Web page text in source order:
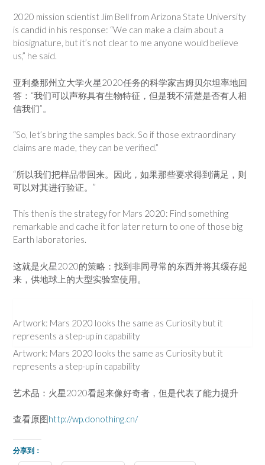
2020 mission scientist Jim Bell from Arizona State University
is candid in his response: “We can make a claim about a
biosignature, but it’s not clear to me anyone would believe
us,” he said.
亚利桑那州立大学火星2020任务的科学家吉姆贝尔坦率地回
答：“我们可以声称具有生物特征，但是我不清楚是否有人相
信我们”。
“So, let’s bring the samples back. So if those extraordinary
claims are made, they can be verified.”
“所以我们把样品带回来。因此，如果那些要求得到满足，则
可以对其进行验证。”
This then is the strategy for Mars 2020: Find something
remarkable and cache it for later return to one of those big
Earth laboratories.
这就是火星2020的策略：找到非同寻常的东西并将其缓存起
来，供地球上的大型实验室使用。
Artwork: Mars 2020 looks the same as Curiosity but it
represents a step-up in capability
Artwork: Mars 2020 looks the same as Curiosity but it
represents a step-up in capability
艺术品：火星2020看起来像好奇者，但是代表了能力提升
查看原图http://wp.donothing.cn/
分享到：